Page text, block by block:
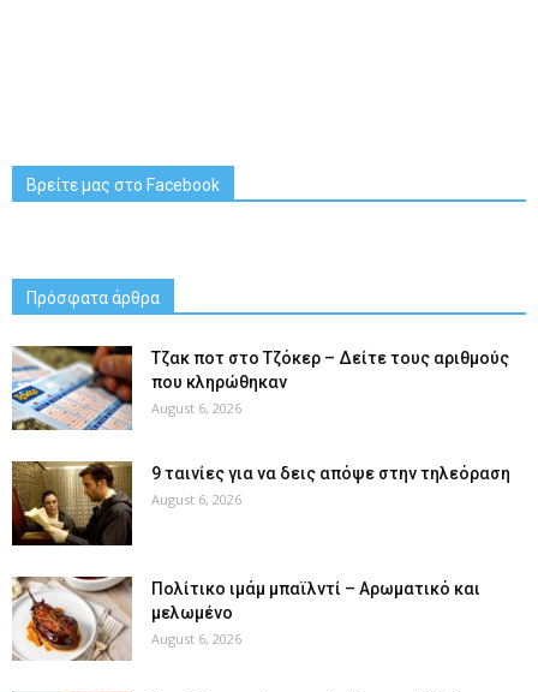
Βρείτε μας στο Facebook
Πρόσφατα άρθρα
Tζακ ποτ στο Τζόκερ – Δείτε τους αριθμούς
που κληρώθηκαν
August 6, 2026
9 ταινίες για να δεις απόψε στην τηλεόραση
August 6, 2026
Πολίτικο ιμάμ μπαϊλντί – Αρωματικό και
μελωμένο
August 6, 2026